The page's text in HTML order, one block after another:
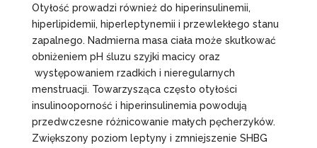
Otyłość prowadzi również do hiperinsulinemii,
hiperlipidemii, hiperleptynemii i przewlekłego stanu
zapalnego. Nadmierna masa ciała może skutkować
obniżeniem pH śluzu szyjki macicy oraz
występowaniem rzadkich i nieregularnych
menstruacji. Towarzysząca często otyłości
insulinooporność i hiperinsulinemia powodują
przedwczesne różnicowanie małych pęcherzyków.
Zwiększony poziom leptyny i zmniejszenie SHBG